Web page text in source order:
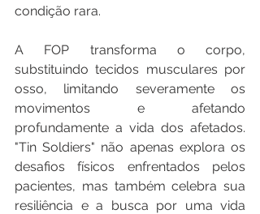
condição rara.
A FOP transforma o corpo,
substituindo tecidos musculares por
osso, limitando severamente os
movimentos e afetando
profundamente a vida dos afetados.
"Tin Soldiers" não apenas explora os
desafios físicos enfrentados pelos
pacientes, mas também celebra sua
resiliência e a busca por uma vida